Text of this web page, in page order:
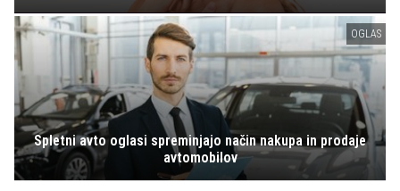
OGLAS
Spletni avto oglasi spreminjajo način nakupa in prodaje
avtomobilov